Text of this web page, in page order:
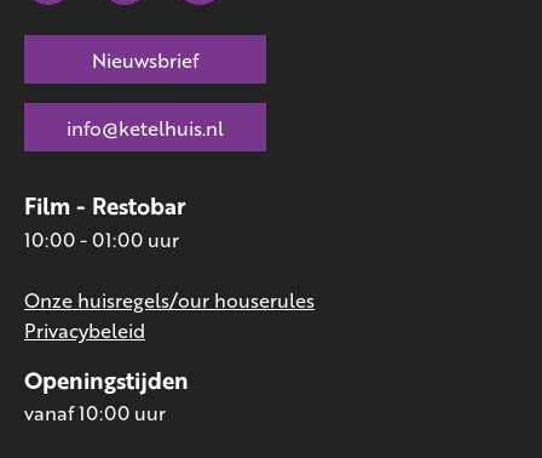
Openingstijden
vanaf 10:00 uur
Film - Restobar
10:00 - 01:00 uur
Onze huisregels/our houserules
Privacybeleid
Nieuwsbrief
info@ketelhuis.nl